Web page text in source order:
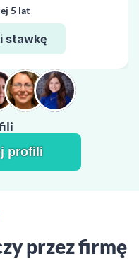
5 lat
stawkę
profili
przez firmę